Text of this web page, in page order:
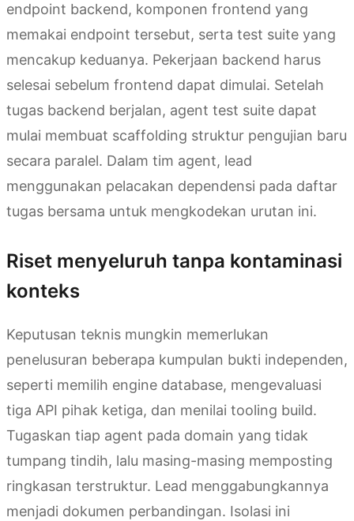
endpoint backend, komponen frontend yang
memakai endpoint tersebut, serta test suite yang
mencakup keduanya. Pekerjaan backend harus
selesai sebelum frontend dapat dimulai. Setelah
tugas backend berjalan, agent test suite dapat
mulai membuat scaffolding struktur pengujian baru
secara paralel. Dalam tim agent, lead
menggunakan pelacakan dependensi pada daftar
tugas bersama untuk mengkodekan urutan ini.
Riset menyeluruh tanpa kontaminasi
konteks
Keputusan teknis mungkin memerlukan
penelusuran beberapa kumpulan bukti independen,
seperti memilih engine database, mengevaluasi
tiga API pihak ketiga, dan menilai tooling build.
Tugaskan tiap agent pada domain yang tidak
tumpang tindih, lalu masing-masing memposting
ringkasan terstruktur. Lead menggabungkannya
menjadi dokumen perbandingan. Isolasi ini